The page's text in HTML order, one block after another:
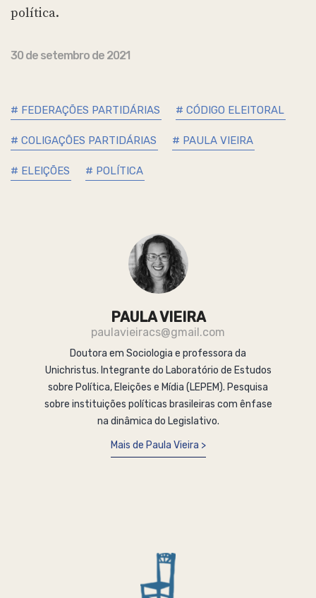
política.
30 de setembro de 2021
# FEDERAÇÕES PARTIDÁRIAS # CÓDIGO ELEITORAL
# COLIGAÇÕES PARTIDÁRIAS # PAULA VIEIRA
# ELEIÇÕES # POLÍTICA
PAULA VIEIRA
paulavieiracs@gmail.com
Doutora em Sociologia e professora da
Unichristus. Integrante do Laboratório de Estudos
sobre Política, Eleições e Mídia (LEPEM). Pesquisa
sobre instituições políticas brasileiras com ênfase
na dinâmica do Legislativo.
Mais de Paula Vieira